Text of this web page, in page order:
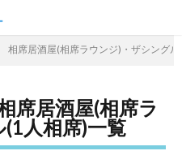
相席居酒屋(相席ラウンジ)・ザシング
席居酒屋(相席ラ
人相席)一覧